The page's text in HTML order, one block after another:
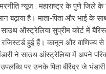
न्यूज : महाराष्ट्र के पुणे जिले के
बढ़ाया है। माता-पिता और भाई के
ऑस्ट्रेलिया सुप्रीम कोर्ट में
रजिस्टर्ड हुई हैं। कानून और वाणिज्य
ने साउथ ऑस्ट्रेलिया में अपने
पर उनके पिता बीरेंद्र जे